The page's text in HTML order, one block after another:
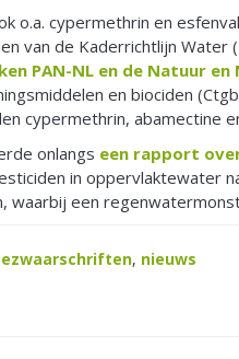
o.a. cypermethrin en
van de Kaderrichtlijn Water
PAN-NL en de Natuur
en biociden
cypermethrin, abamectine
onlangs een rapport
in oppervlaktewater
waarbij een
, nieuws